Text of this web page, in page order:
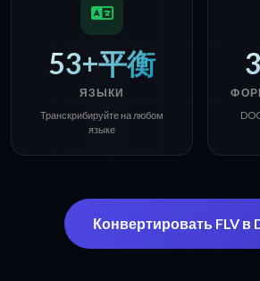
53+平衡
ЯЗЫКИ
Транскрибируйте на любом
языке
Конвертировать FLV в